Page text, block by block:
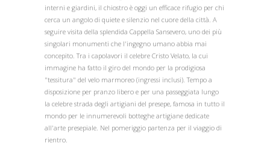
interni e giardini, il chiostro è oggi un efficace rifugio per chi
cerca un angolo di quiete e silenzio nel cuore della città. A
seguire visita della splendida Cappella Sansevero, uno dei più
singolari monumenti che l'ingegno umano abbia mai
concepito. Tra i capolavori il celebre Cristo Velato, la cui
immagine ha fatto il giro del mondo per la prodigiosa
"tessitura" del velo marmoreo (ingressi inclusi). Tempo a
disposizione per pranzo libero e per una passeggiata lungo
la celebre strada degli artigiani del presepe, famosa in tutto il
mondo per le innumerevoli botteghe artigiane dedicate
all'arte presepiale. Nel pomeriggio partenza per il viaggio di
rientro.